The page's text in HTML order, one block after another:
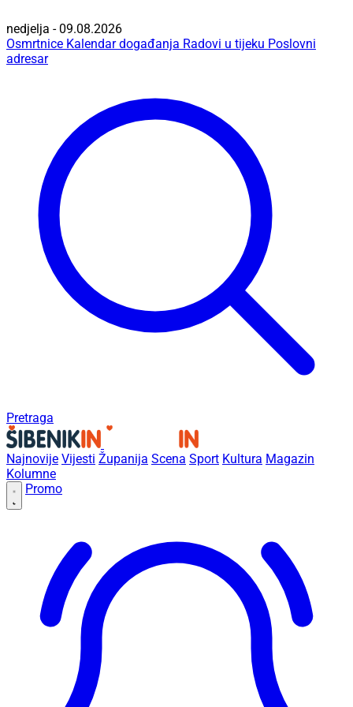
nedjelja - 09.08.2026
Osmrtnice Kalendar događanja Radovi u tijeku Poslovni
adresar
Pretraga
Najnovije Vijesti Županija Scena Sport Kultura Magazin
Kolumne
Promo